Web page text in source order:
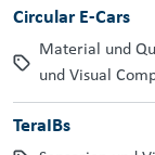
Circular E-Cars
Material und
und Visual
TeraIBs